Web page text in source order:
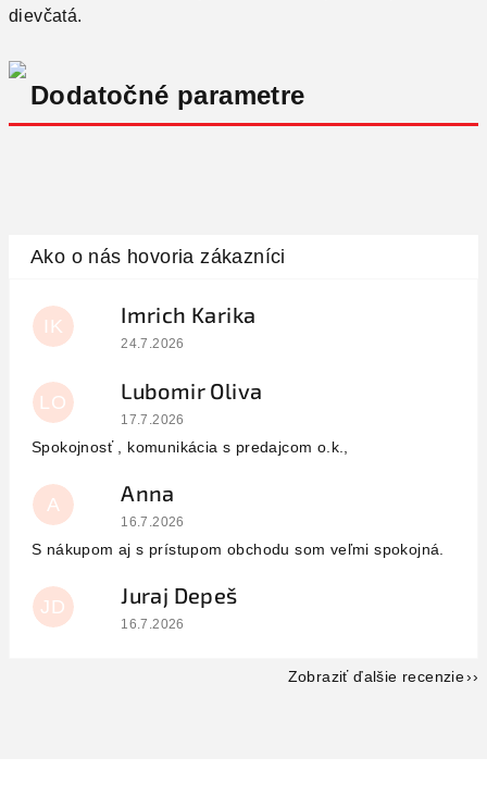
dievčatá.
Dodatočné parametre
IK Imrich Karika
Hodnotenie obchodu je 5 z 5 hviezdičiek.
24.7.2026
LO Lubomir Oliva
Hodnotenie obchodu je 5 z 5 hviezdičiek.
17.7.2026
Spokojnosť , komunikácia s predajcom o.k.,
A Anna
Hodnotenie obchodu je 5 z 5 hviezdičiek.
16.7.2026
S nákupom aj s prístupom obchodu som veľmi spokojná.
JD Juraj Depeš
Hodnotenie obchodu je 5 z 5 hviezdičiek.
16.7.2026
Zobraziť ďalšie recenzie